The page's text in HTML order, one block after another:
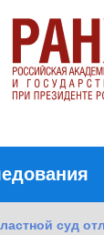
суд